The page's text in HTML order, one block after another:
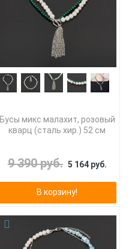
Бусы микс малахит, розовый
кварц (сталь хир.) 52 см
9 390 руб. 5 164 руб.
В корзину!